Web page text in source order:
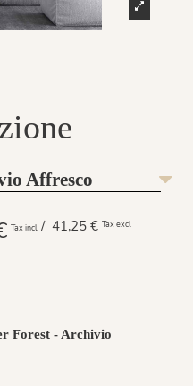
Affresco
Tax incl / 41,25 € Tax excl
Forest - Archivio